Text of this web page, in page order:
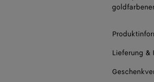
Lieferung &